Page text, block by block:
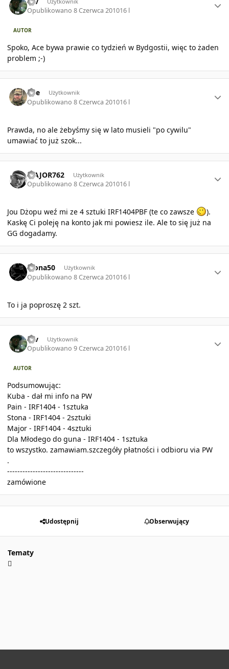
Opublikowano8 Czerwca 201016 l
AUTOR
Spoko, Ace bywa prawie co tydzień w Bydgostii, więc to żaden
problem ;-)
Ace Użytkownik
Opublikowano8 Czerwca 201016 l
Prawda, no ale żebyśmy się w lato musieli "po cywilu"
umawiać to już szok...
MAJOR762 Użytkownik
Opublikowano8 Czerwca 201016 l
Jou Dżopu weź mi ze 4 sztuki IRF1404PBF (te co zawsze
).
Kaskę Ci poleję na konto jak mi powiesz ile. Ale to się już na
GG dogadamy.
stona50 Użytkownik
Opublikowano8 Czerwca 201016 l
To i ja poproszę 2 szt.
rav Użytkownik
Opublikowano9 Czerwca 201016 l
AUTOR
Podsumowując:
Kuba - dał mi info na PW
Pain - IRF1404 - 1sztuka
Stona - IRF1404 - 2sztuki
Major - IRF1404 - 4sztuki
Dla Młodego do guna - IRF1404 - 1sztuka
to wszystko. zamawiam.szczegóły płatności i odbioru via PW
.
------------------------------
zamówione
Udostępnij Obserwujący
Tematy